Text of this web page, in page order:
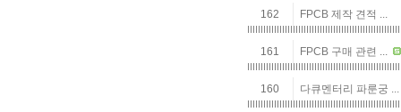
162 FPCB 제작 견적 ...
161 FPCB 구매 관련 ...
160 다큐멘터리 파룬궁 ...